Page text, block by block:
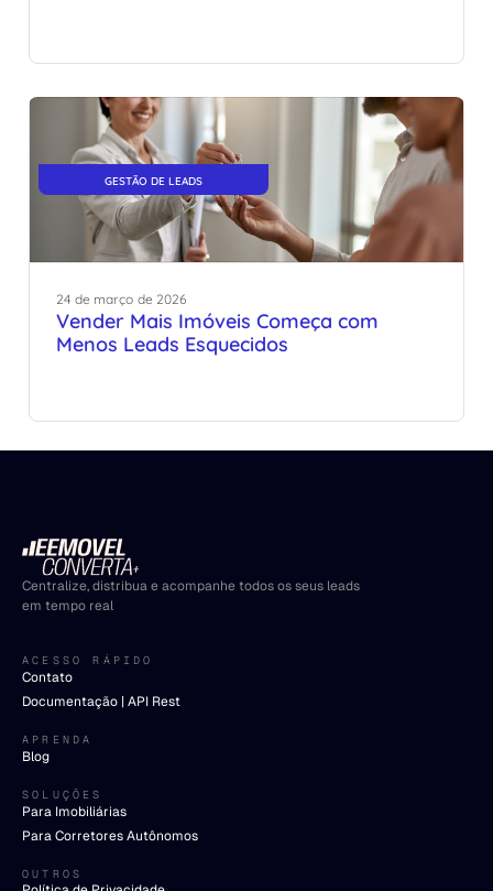
GESTÃO DE LEADS
24 de março de 2026
Vender Mais Imóveis Começa com
Menos Leads Esquecidos
Centralize, distribua e acompanhe todos os seus leads
em tempo real
ACESSO RÁPIDO
Contato
Documentação | API Rest
APRENDA
Blog
SOLUÇÕES
Para Imobiliárias
Para Corretores Autônomos
OUTROS